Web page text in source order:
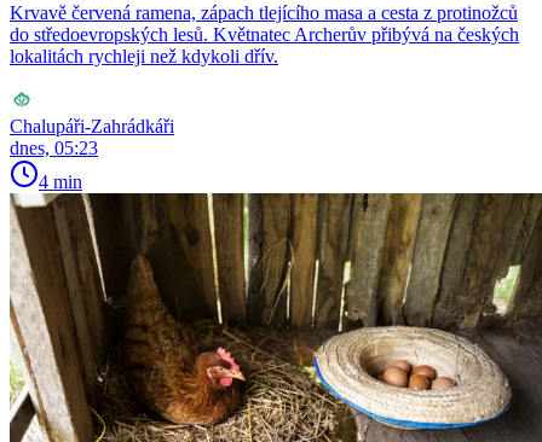
Krvavě červená ramena, zápach tlejícího masa a cesta z protinožců
do středoevropských lesů. Květnatec Archerův přibývá na českých
lokalitách rychleji než kdykoli dřív.
Chalupáři-Zahrádkáři
dnes, 05:23
4 min